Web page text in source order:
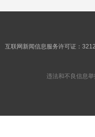
互联网新闻信息服务许可证：
违法和不良信息